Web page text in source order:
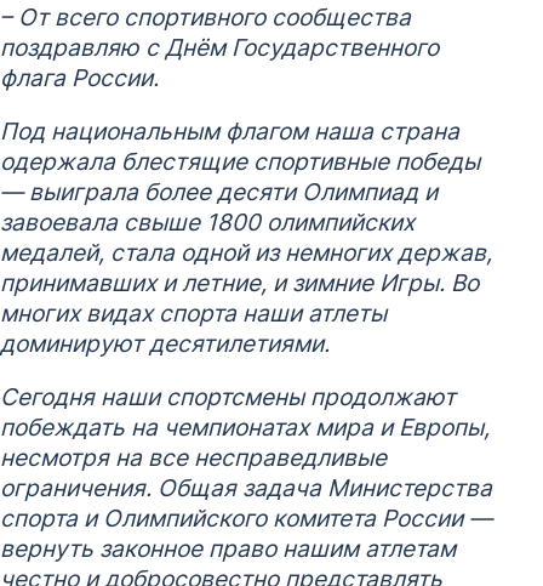
– От всего спортивного сообщества
поздравляю с Днём Государственного
флага России.
Под национальным флагом наша страна
одержала блестящие спортивные победы
— выиграла более десяти Олимпиад и
завоевала свыше 1800 олимпийских
медалей, стала одной из немногих держав,
принимавших и летние, и зимние Игры. Во
многих видах спорта наши атлеты
доминируют десятилетиями.
Сегодня наши спортсмены продолжают
побеждать на чемпионатах мира и Европы,
несмотря на все несправедливые
ограничения. Общая задача Министерства
спорта и Олимпийского комитета России —
вернуть законное право нашим атлетам
честно и добросовестно представлять